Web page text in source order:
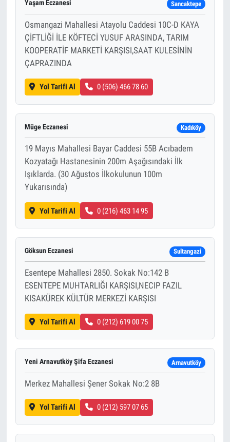
Yaşam Eczanesi Sancaktepe
Osmangazi Mahallesi Atayolu Caddesi 10C-D KAYA
ÇİFTLİĞİ İLE KÖFTECİ YUSUF ARASINDA, TARIM
KOOPERATİF MARKETİ KARŞISI,SAAT KULESİNİN
ÇAPRAZINDA
Yol Tarifi Al 0 (506) 466 78 60
Müge Eczanesi Kadıköy
19 Mayıs Mahallesi Bayar Caddesi 55B Acıbadem
Kozyatağı Hastanesinin 200m Aşağısındaki İlk
Işıklarda. (30 Ağustos İlkokulunun 100m
Yukarısında)
Yol Tarifi Al 0 (216) 463 14 95
Göksun Eczanesi Sultangazi
Esentepe Mahallesi 2850. Sokak No:142 B
ESENTEPE MUHTARLIĞI KARŞISI,NECIP FAZIL
KISAKÜREK KÜLTÜR MERKEZİ KARŞISI
Yol Tarifi Al 0 (212) 619 00 75
Yeni Arnavutköy Şifa Eczanesi Arnavutköy
Merkez Mahallesi Şener Sokak No:2 8B
Yol Tarifi Al 0 (212) 597 07 65